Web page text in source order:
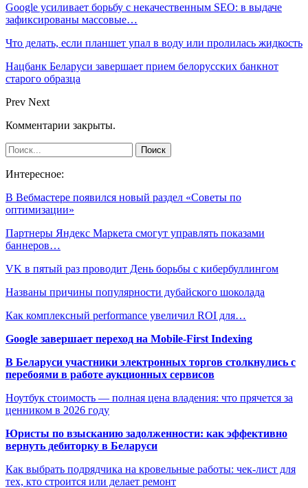
Google усиливает борьбу с некачественным SEO: в выдаче
зафиксированы массовые…
Что делать, если планшет упал в воду или пролилась жидкость
Нацбанк Беларуси завершает прием белорусских банкнот
старого образца
Prev Next
Комментарии закрыты.
Интересное:
В Вебмастере появился новый раздел «Советы по
оптимизации»
Партнеры Яндекс Маркета смогут управлять показами
баннеров…
VK в пятый раз проводит День борьбы с кибербуллингом
Названы причины популярности дубайского шоколада
Как комплексный performance увеличил ROI для…
Google завершает переход на Mobile-First Indexing
В Беларуси участники электронных торгов столкнулись с
перебоями в работе аукционных сервисов
Ноутбук стоимость — полная цена владения: что прячется за
ценником в 2026 году
Юристы по взысканию задолженности: как эффективно
вернуть дебиторку в Беларуси
Как выбрать подрядчика на кровельные работы: чек-лист для
тех, кто строится или делает ремонт